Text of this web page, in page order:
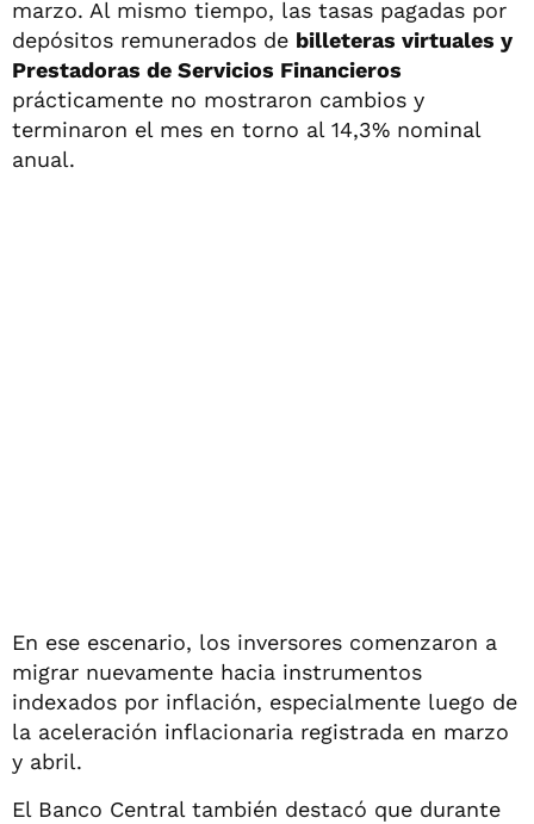
marzo. Al mismo tiempo, las tasas pagadas por
depósitos remunerados de billeteras virtuales y
Prestadoras de Servicios Financieros
prácticamente no mostraron cambios y
terminaron el mes en torno al 14,3% nominal
anual.
En ese escenario, los inversores comenzaron a
migrar nuevamente hacia instrumentos
indexados por inflación, especialmente luego de
la aceleración inflacionaria registrada en marzo
y abril.
El Banco Central también destacó que durante